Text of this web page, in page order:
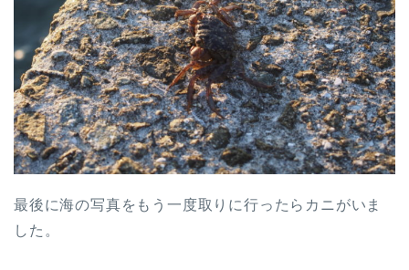
最後に海の写真をもう一度取りに行ったらカニがいま
した。